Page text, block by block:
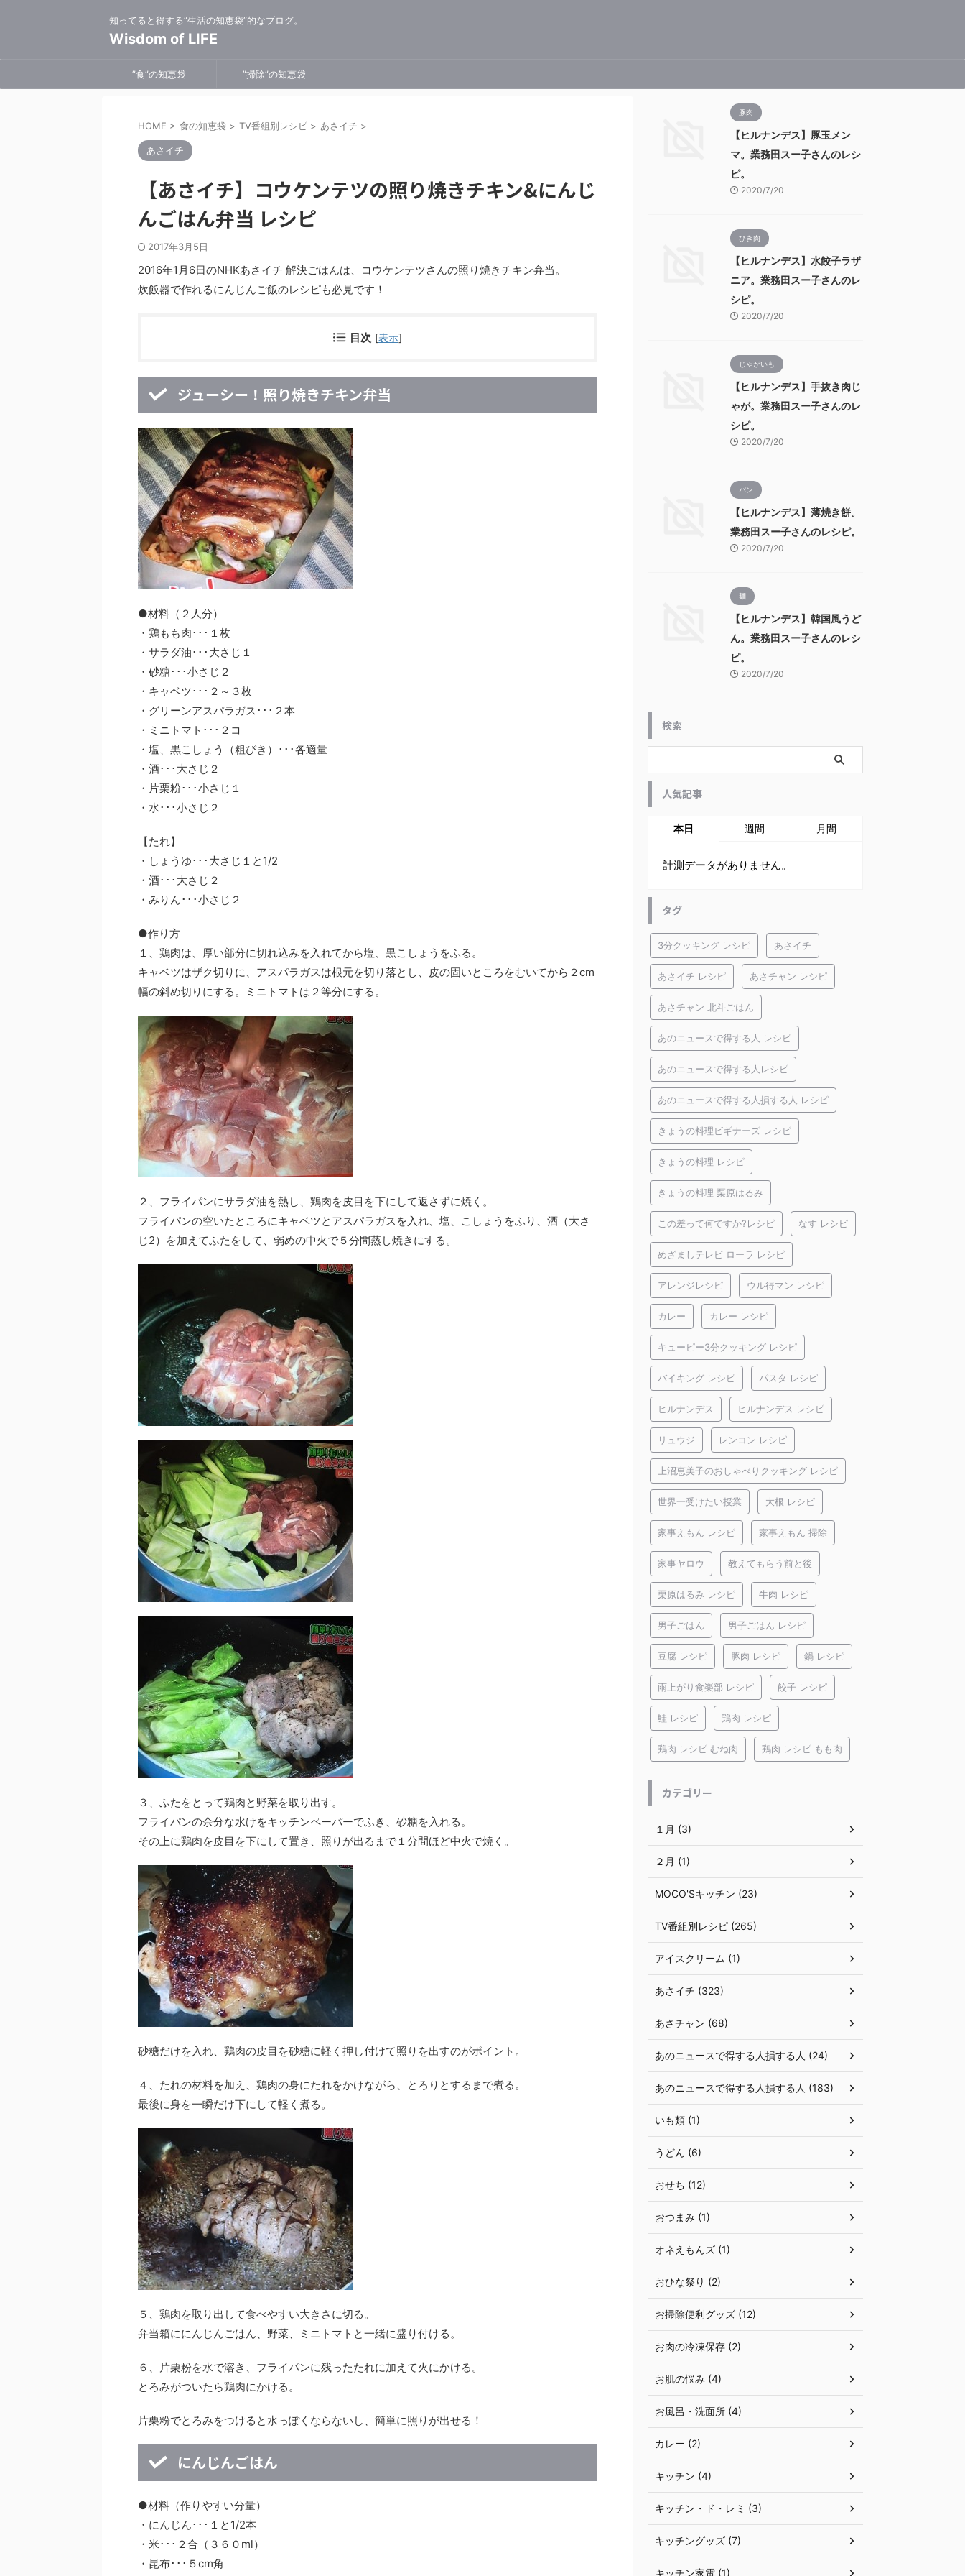
知ってると得する”生活の知恵袋”的なブログ。
Wisdom of LIFE
”食”の知恵袋 ”掃除”の知恵袋
HOME > 食の知恵袋 > TV番組別レシピ > あさイチ >
あさイチ
【あさイチ】コウケンテツの照り焼きチキン&にんじ
んごはん弁当 レシピ
2017年3月5日
2016年1月6日のNHKあさイチ 解決ごはんは、コウケンテツさんの照り焼きチキン弁当。
炊飯器で作れるにんじんご飯のレシピも必見です！
目次 [表示]
ジューシー！照り焼きチキン弁当
●材料（２人分）
・鶏もも肉･･･１枚
・サラダ油･･･大さじ１
・砂糖･･･小さじ２
・キャベツ･･･２～３枚
・グリーンアスパラガス･･･２本
・ミニトマト･･･２コ
・塩、黒こしょう（粗びき）･･･各適量
・酒･･･大さじ２
・片栗粉･･･小さじ１
・水･･･小さじ２
【たれ】
・しょうゆ･･･大さじ１と1/2
・酒･･･大さじ２
・みりん･･･小さじ２
●作り方
１、鶏肉は、厚い部分に切れ込みを入れてから塩、黒こしょうをふる。
キャベツはザク切りに、アスパラガスは根元を切り落とし、皮の固いところをむいてから２cm
幅の斜め切りにする。ミニトマトは２等分にする。
２、フライパンにサラダ油を熱し、鶏肉を皮目を下にして返さずに焼く。
フライパンの空いたところにキャベツとアスパラガスを入れ、塩、こしょうをふり、酒（大さ
じ2）を加えてふたをして、弱めの中火で５分間蒸し焼きにする。
３、ふたをとって鶏肉と野菜を取り出す。
フライパンの余分な水けをキッチンペーパーでふき、砂糖を入れる。
その上に鶏肉を皮目を下にして置き、照りが出るまで１分間ほど中火で焼く。
砂糖だけを入れ、鶏肉の皮目を砂糖に軽く押し付けて照りを出すのがポイント。
４、たれの材料を加え、鶏肉の身にたれをかけながら、とろりとするまで煮る。
最後に身を一瞬だけ下にして軽く煮る。
５、鶏肉を取り出して食べやすい大きさに切る。
弁当箱ににんじんごはん、野菜、ミニトマトと一緒に盛り付ける。
６、片栗粉を水で溶き、フライパンに残ったたれに加えて火にかける。
とろみがついたら鶏肉にかける。
片栗粉でとろみをつけると水っぽくならないし、簡単に照りが出せる！
にんじんごはん
●材料（作りやすい分量）
・にんじん･･･１と1/2本
・米･･･２合（３６０ml）
・昆布･･･５cm角
豚肉
【ヒルナンデス】豚玉メン
マ。業務田スー子さんのレシ
ピ。
2020/7/20
ひき肉
【ヒルナンデス】水餃子ラザ
ニア。業務田スー子さんのレ
シピ。
2020/7/20
じゃがいも
【ヒルナンデス】手抜き肉じ
ゃが。業務田スー子さんのレ
シピ。
2020/7/20
パン
【ヒルナンデス】薄焼き餅。
業務田スー子さんのレシピ。
2020/7/20
麺
【ヒルナンデス】韓国風うど
ん。業務田スー子さんのレシ
ピ。
2020/7/20
検索
人気記事
本日 週間 月間
計測データがありません。
タグ
3分クッキング レシピ あさイチ
あさイチ レシピ あさチャン レシピ
あさチャン 北斗ごはん
あのニュースで得する人 レシピ
あのニュースで得する人レシピ
あのニュースで得する人損する人 レシピ
きょうの料理ビギナーズ レシピ
きょうの料理 レシピ
きょうの料理 栗原はるみ
この差って何ですか?レシピ なす レシピ
めざましテレビ ローラ レシピ
アレンジレシピ ウル得マン レシピ
カレー カレー レシピ
キューピー3分クッキング レシピ
バイキング レシピ パスタ レシピ
ヒルナンデス ヒルナンデス レシピ
リュウジ レンコン レシピ
上沼恵美子のおしゃべりクッキング レシピ
世界一受けたい授業 大根 レシピ
家事えもん レシピ 家事えもん 掃除
家事ヤロウ 教えてもらう前と後
栗原はるみ レシピ 牛肉 レシピ
男子ごはん 男子ごはん レシピ
豆腐 レシピ 豚肉 レシピ 鍋 レシピ
雨上がり食楽部 レシピ 餃子 レシピ
鮭 レシピ 鶏肉 レシピ
鶏肉 レシピ むね肉 鶏肉 レシピ もも肉
カテゴリー
１月 (3)
２月 (1)
MOCO'Sキッチン (23)
TV番組別レシピ (265)
アイスクリーム (1)
あさイチ (323)
あさチャン (68)
あのニュースで得する人損する人 (24)
あのニュースで得する人損する人 (183)
いも類 (1)
うどん (6)
おせち (12)
おつまみ (1)
オネえもんズ (1)
おひな祭り (2)
お掃除便利グッズ (12)
お肉の冷凍保存 (2)
お肌の悩み (4)
お風呂・洗面所 (4)
カレー (2)
キッチン (4)
キッチン・ド・レミ (3)
キッチングッズ (7)
キッチン家電 (1)